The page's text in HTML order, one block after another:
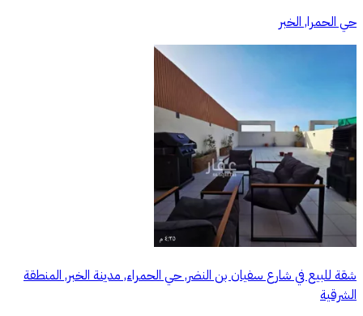
حي الحمرا, الخبر
شقة للبيع في شارع سفيان بن النضر, حي الحمراء, مدينة الخبر, المنطقة
الشرقية